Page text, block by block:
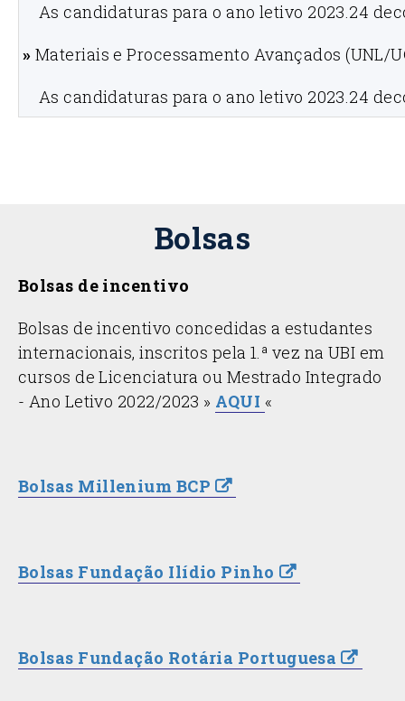
As candidaturas para o ano letivo 2023.24
» Materiais e Processamento Avançados (UNL/
As candidaturas para o ano letivo 2023.24
Bolsas
Bolsas de incentivo
Bolsas de incentivo concedidas a estudantes
internacionais, inscritos pela 1.ª vez na UBI em
cursos de Licenciatura ou Mestrado Integrado
- Ano Letivo 2022/2023 » AQUI «
Bolsas Millenium BCP
Bolsas Fundação Ilídio Pinho
Bolsas Fundação Rotária Portuguesa